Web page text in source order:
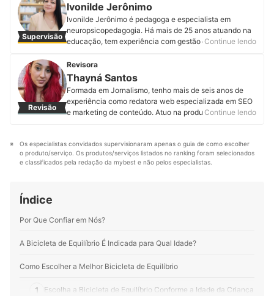
Supervisão
Ivonilde Jerônimo
Ivonilde Jerônimo é pedagoga e especialista em
neuropsicopedagogia. Há mais de 25 anos atuando na
educação, tem experiência com gestão escolar,
empreendedora digital, pesquisadora e autora de
materiais e jogos educacionais, auxiliando pais, alunos
e instituições escolares. Por meio de seu perfil no
Instagram, já colaborou com mais de 10.000
professores do Brasil e outros países. É uma das CEO
do projeto O Suporte Pedagógico, que oferece
todo o Brasil. Acredita que a aprendizagem deve ser
conduzida com muita responsabilidade, sensibilidade,
criatividade e ludicidade. Acompanhe Ivonilde no
Continue lendo
Revisão
Revisora
Thayná Santos
Formada em Jornalismo, tenho mais de seis anos de
experiência como redatora web especializada em SEO
e marketing de conteúdo. Atuo na produção e
ranqueamento orgânico e engajamento do público.
Perfil de Thayná Santos
Continue lendo
Os especialistas convidados supervisionaram apenas o guia de como escolher
o produto/serviço. Os produtos/serviços listados no ranking foram selecionados
e classificados pela redação da mybest e não pelos especialistas.
Índice
Por Que Confiar em Nós?
A Bicicleta de Equilíbrio É Indicada para Qual Idade?
Como Escolher a Melhor Bicicleta de Equilíbrio
1 Escolha a Bicicleta de Equilíbrio Conforme a Idade da Criança